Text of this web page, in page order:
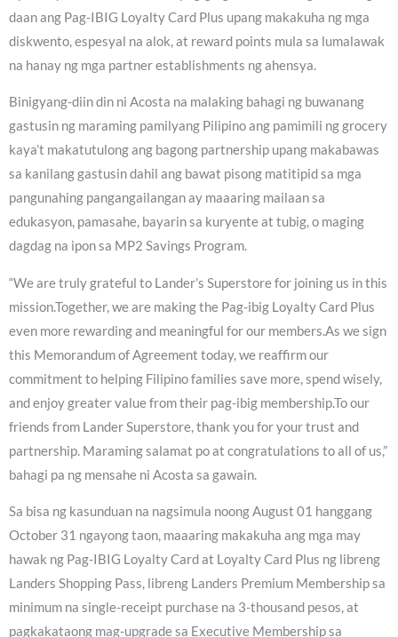
daan ang Pag-IBIG Loyalty Card Plus upang makakuha ng mga
diskwento, espesyal na alok, at reward points mula sa lumalawak
na hanay ng mga partner establishments ng ahensya.
Binigyang-diin din ni Acosta na malaking bahagi ng buwanang
gastusin ng maraming pamilyang Pilipino ang pamimili ng grocery
kaya’t makatutulong ang bagong partnership upang makabawas
sa kanilang gastusin dahil ang bawat pisong matitipid sa mga
pangunahing pangangailangan ay maaaring mailaan sa
edukasyon, pamasahe, bayarin sa kuryente at tubig, o maging
dagdag na ipon sa MP2 Savings Program.
“We are truly grateful to Lander’s Superstore for joining us in this
mission.Together, we are making the Pag-ibig Loyalty Card Plus
even more rewarding and meaningful for our members.As we sign
this Memorandum of Agreement today, we reaffirm our
commitment to helping Filipino families save more, spend wisely,
and enjoy greater value from their pag-ibig membership.To our
friends from Lander Superstore, thank you for your trust and
partnership. Maraming salamat po at congratulations to all of us,”
bahagi pa ng mensahe ni Acosta sa gawain.
Sa bisa ng kasunduan na nagsimula noong August 01 hanggang
October 31 ngayong taon, maaaring makakuha ang mga may
hawak ng Pag-IBIG Loyalty Card at Loyalty Card Plus ng libreng
Landers Shopping Pass, libreng Landers Premium Membership sa
minimum na single-receipt purchase na 3-thousand pesos, at
pagkakataong mag-upgrade sa Executive Membership sa